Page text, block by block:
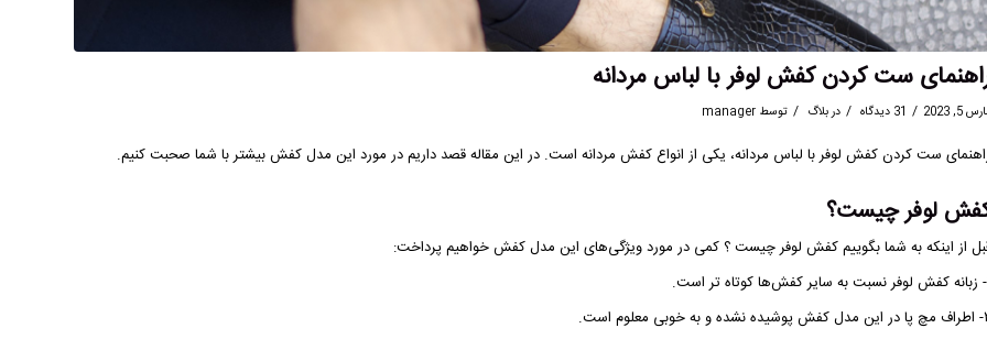
ست کردن کفش لوفر با لباس مردانه
5, 2023
/ 31 دیدگاه / دربلاگ / توسط manager
ست کردن کفش لوفر با لباس مردانه، یکی از انواع کفش مردانه است. در این مقاله قصد داریم در مورد این مدل کفش بیشتر با شما صحبت کنیم.
لوفر چیست؟
از اینکه به شما بگوییم کفش لوفر چیست ؟ کمی در مورد ویژگی‌های این مدل کفش خواهیم پرداخت:
به خوبی معلوم است.